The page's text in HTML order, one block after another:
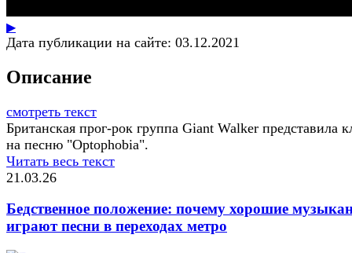
▶
Дата публикации на сайте: 03.12.2021
Описание
смотреть текст
Британская прог-рок группа Giant Walker представила
на песню "Optophobia".
Читать весь текст
21.03.26
Бедственное положение: почему хорошие
играют песни в переходах метро